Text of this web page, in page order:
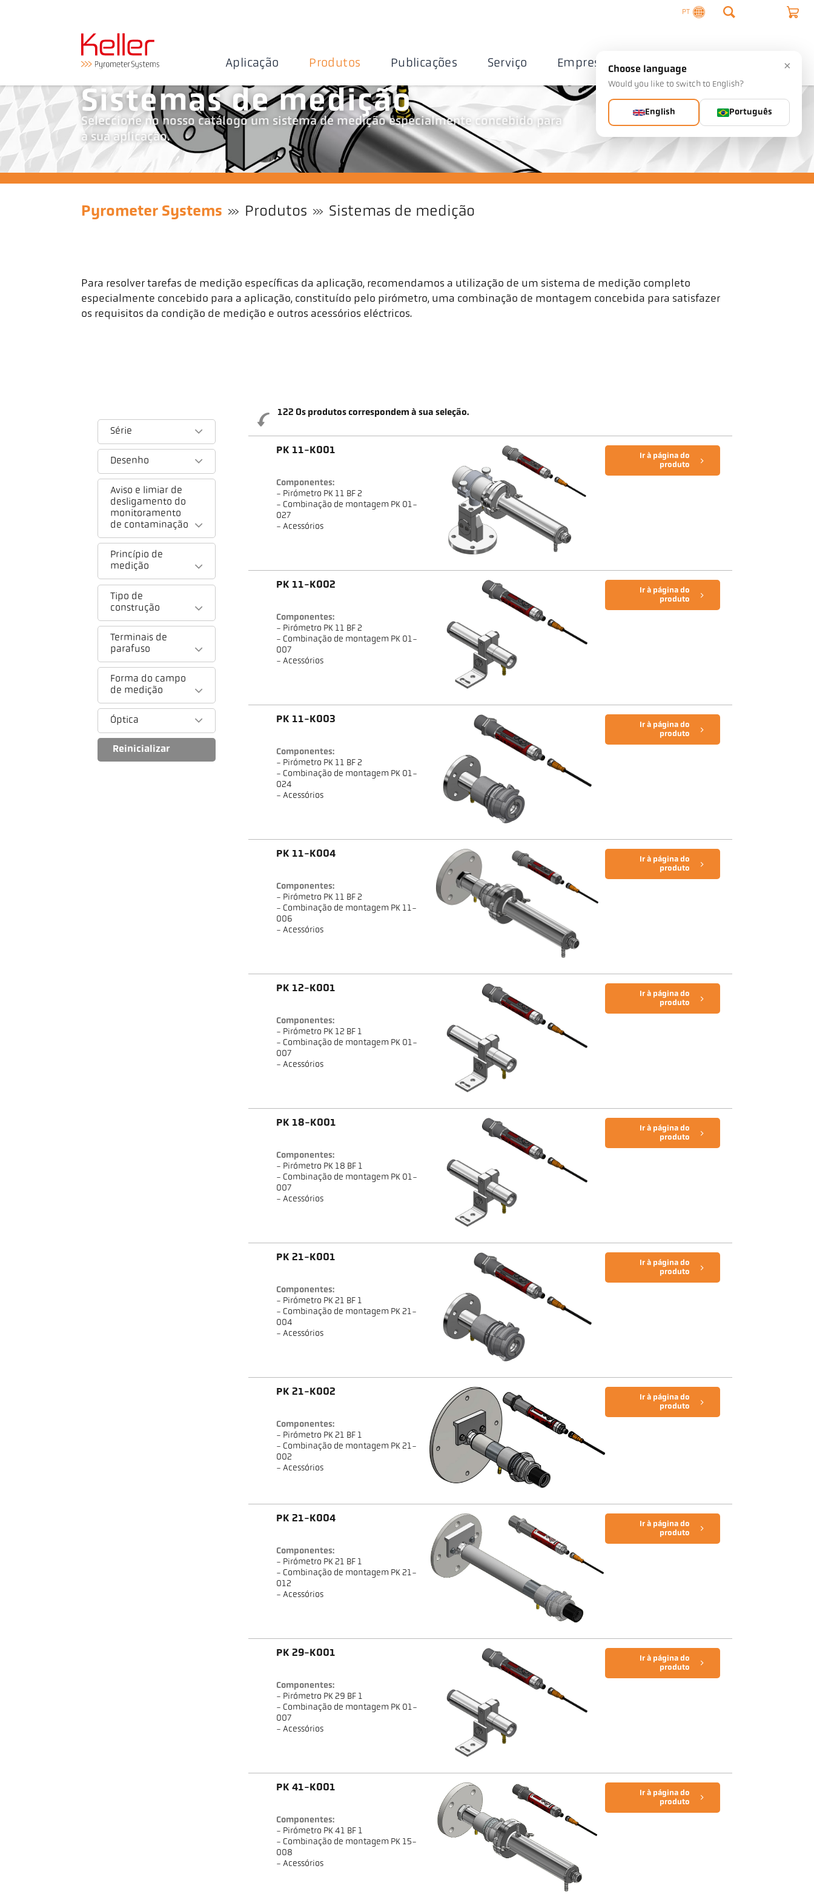
PT
Aplicação Produtos Publicações Serviço Empresa Contacto
Sistemas de medição
Seleccione no nosso catálogo um sistema de medição especialmente concebido para
a sua aplicação.
Pyrometer Systems Produtos Sistemas de medição
Para resolver tarefas de medição específicas da aplicação, recomendamos a utilização de um sistema de medição completo
especialmente concebido para a aplicação, constituído pelo pirómetro, uma combinação de montagem concebida para satisfazer
os requisitos da condição de medição e outros acessórios eléctricos.
Série
Desenho
Aviso e limiar de
desligamento do
monitoramento
de contaminação
Princípio de
medição
Tipo de
construção
Terminais de
parafuso
Forma do campo
de medição
Óptica
Reinicializar
122 Os produtos correspondem à sua seleção.
PK 11-K001
Componentes:
- Pirómetro PK 11 BF 2
- Combinação de montagem PK 01-
027
- Acessórios
Ir à página do
produto
PK 11-K002
Componentes:
- Pirómetro PK 11 BF 2
- Combinação de montagem PK 01-
007
- Acessórios
Ir à página do
produto
PK 11-K003
Componentes:
- Pirómetro PK 11 BF 2
- Combinação de montagem PK 01-
024
- Acessórios
Ir à página do
produto
PK 11-K004
Componentes:
- Pirómetro PK 11 BF 2
- Combinação de montagem PK 11-
006
- Acessórios
Ir à página do
produto
PK 12-K001
Componentes:
- Pirómetro PK 12 BF 1
- Combinação de montagem PK 01-
007
- Acessórios
Ir à página do
produto
PK 18-K001
Componentes:
- Pirómetro PK 18 BF 1
- Combinação de montagem PK 01-
007
- Acessórios
Ir à página do
produto
PK 21-K001
Componentes:
- Pirómetro PK 21 BF 1
- Combinação de montagem PK 21-
004
- Acessórios
Ir à página do
produto
PK 21-K002
Componentes:
- Pirómetro PK 21 BF 1
- Combinação de montagem PK 21-
002
- Acessórios
Ir à página do
produto
PK 21-K004
Componentes:
- Pirómetro PK 21 BF 1
- Combinação de montagem PK 21-
012
- Acessórios
Ir à página do
produto
PK 29-K001
Componentes:
- Pirómetro PK 29 BF 1
- Combinação de montagem PK 01-
007
- Acessórios
Ir à página do
produto
PK 41-K001
Componentes:
- Pirómetro PK 41 BF 1
- Combinação de montagem PK 15-
008
- Acessórios
Ir à página do
produto
×
Choose language
Would you like to switch to English?
English Português